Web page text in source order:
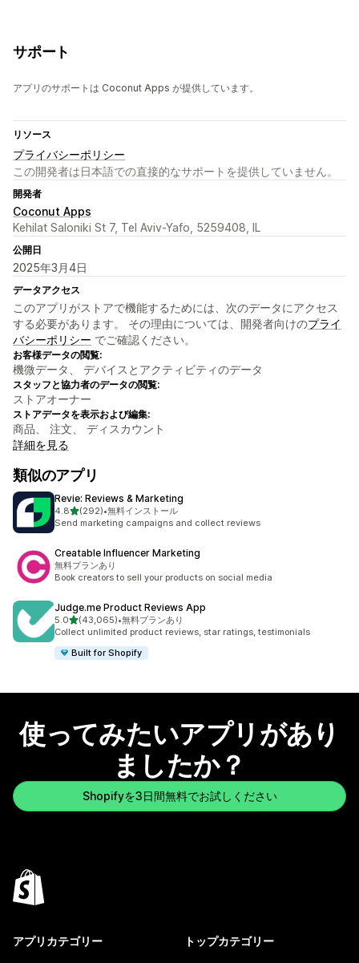
サポート
アプリのサポートは Coconut Apps が提供しています。
リソース
プライバシーポリシー
この開発者は日本語での直接的なサポートを提供していません。
開発者
Coconut Apps
Kehilat Saloniki St 7, Tel Aviv-Yafo, 5259408, IL
公開日
2025年3月4日
データアクセス
このアプリがストアで機能するためには、次のデータにアクセス
する必要があります。 その理由については、開発者向けのプライ
バシーポリシー でご確認ください。
お客様データの閲覧:
機微データ、 デバイスとアクティビティのデータ
スタッフと協力者のデータの閲覧:
ストアオーナー
ストアデータを表示および編集:
商品、 注文、 ディスカウント
詳細を見る
類似のアプリ
Revie: Reviews & Marketing
4.85つ星中
(292)
合計レビュー数：292件
•無料インストール
Send marketing campaigns and collect reviews
Creatable Influencer Marketing
無料プランあり
Book creators to sell your products on social media
Judge.me Product Reviews App
5.05つ星中
(43,065)
合計レビュー数：43065件
•無料プランあり
Collect unlimited product reviews, star ratings, testimonials
Built for Shopify
使ってみたいアプリがあり
ましたか？
Shopifyを3日間無料でお試しください
アプリカテゴリー トップカテゴリー